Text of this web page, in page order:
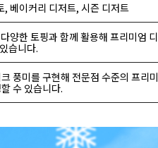
베이커리 디저트, 시즌 디저트
양한 토핑과 함께 활용해 프리미엄 디
습니다.
풍미를 구현해 전문점 수준의 프리미
수 있습니다.